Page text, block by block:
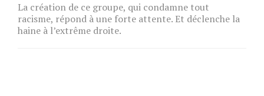
La création de ce groupe, qui condamne tout
racisme, répond à une forte attente. Et déclenche la
haine à l’extrême droite.